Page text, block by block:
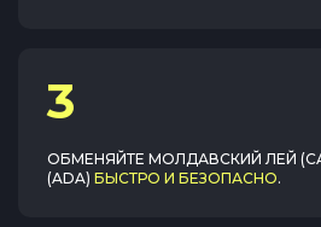
3
ОБМЕНЯЙТЕ МОЛДАВСКИЙ ЛЕЙ
(ADA) БЫСТРО И БЕЗОПАСНО.